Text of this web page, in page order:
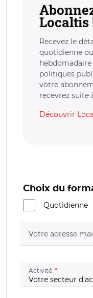
Localtis
Recevez le
quotidienne
hebdomadaire
politiques
votre
recevrez suite
Découvrir
Choix du
Quotidienne
Votre adresse
Activité (champ